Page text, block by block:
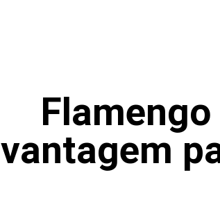
vantagem